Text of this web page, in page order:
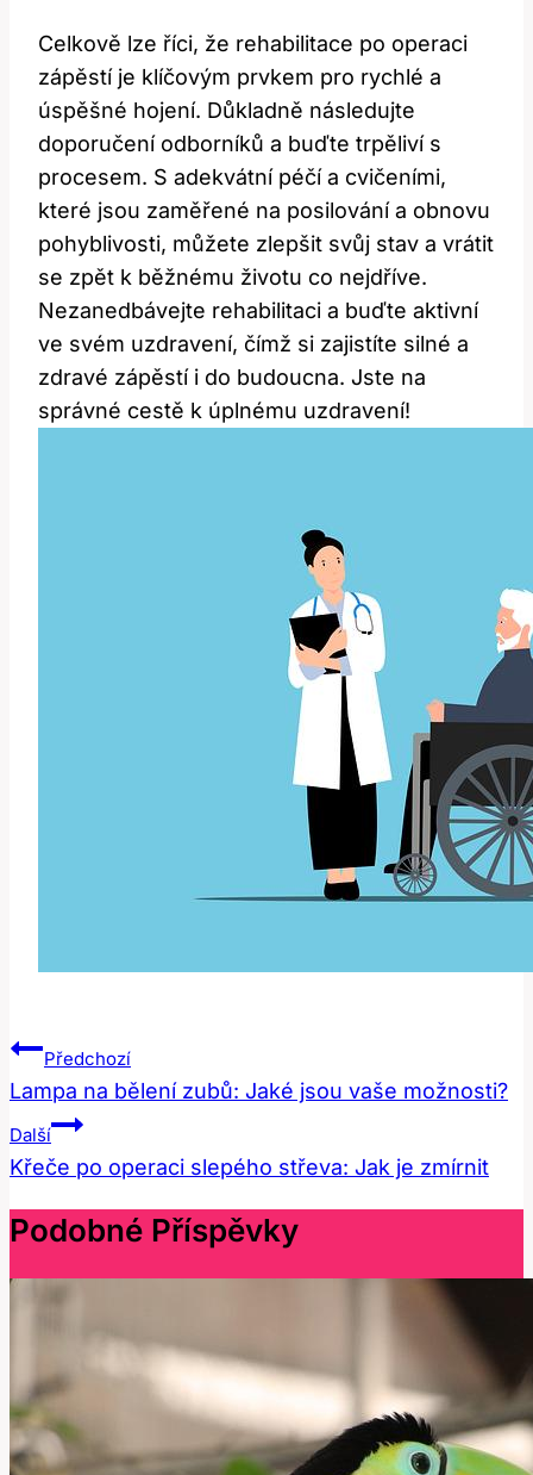
Celkově lze ⁤říci, že rehabilitace‍ po operaci
zápěstí je klíčovým prvkem pro rychlé a
úspěšné hojení. Důkladně následujte
doporučení odborníků a buďte trpěliví s
procesem. S adekvátní péčí a cvičeními,⁣
které jsou zaměřené na posilování a obnovu
pohyblivosti,⁢ můžete zlepšit svůj stav a vrátit
se‍ zpět ⁢k běžnému životu co ​nejdříve.
Nezanedbávejte rehabilitaci a buďte aktivní
ve svém uzdravení, čímž ​si zajistíte silné a
zdravé zápěstí i do budoucna. Jste na
správné cestě k úplnému uzdravení!
Navigace
Pro
Příspěvek
Předchozí
Lampa na bělení zubů: Jaké jsou vaše možnosti?
Další
Křeče po operaci slepého střeva: Jak je zmírnit
Podobné Příspěvky